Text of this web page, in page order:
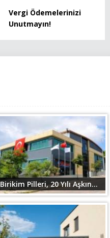
Vergi Ödemelerinizi
Unutmayın!
Birikim Pilleri, 20 Yılı Aşkın...